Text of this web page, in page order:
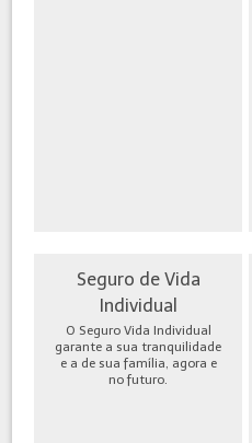
Seguro de Vida
Individual
O Seguro Vida Individual
garante a sua tranquilidade
e a de sua família, agora e
no futuro.